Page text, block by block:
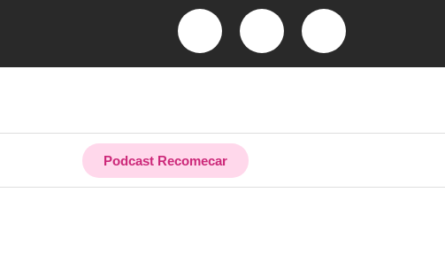
Podcast Recomecar